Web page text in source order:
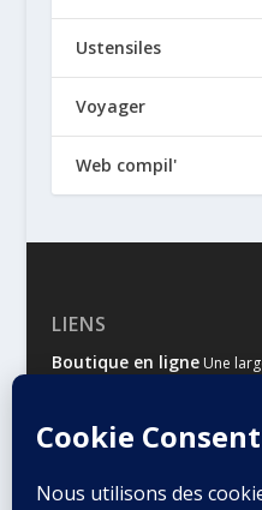
Ustensiles
Voyager
Web compil'
LIENS
Boutique en ligneUne
Malts & HoublonsLe site